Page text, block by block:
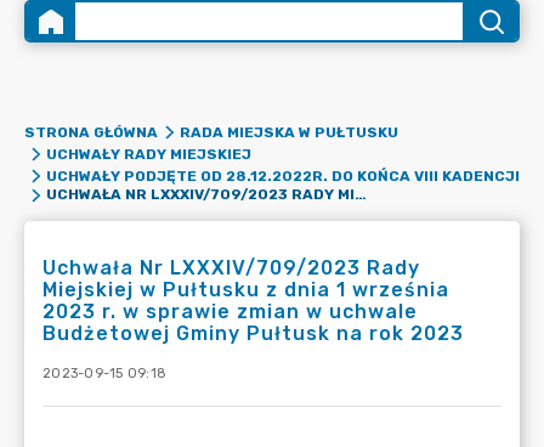
STRONA GŁÓWNA
RADA MIEJSKA W PUŁTUSKU
UCHWAŁY RADY MIEJSKIEJ
UCHWAŁY PODJĘTE OD 28.12.2022R. DO KOŃCA VIII KADENCJI
UCHWAŁA NR LXXXIV/709/2023 RADY MIEJSKIEJ W PUŁTUSKU Z DNIA 1 WRZEŚNIA 2023 R. W SPRAWIE ZMIAN W UCHWALE BUDŻETOWEJ GMINY PUŁTUSK NA ROK 2023
Uchwała Nr LXXXIV/709/2023 Rady
Miejskiej w Pułtusku z dnia 1 września
2023 r. w sprawie zmian w uchwale
Budżetowej Gminy Pułtusk na rok 2023
2023-09-15 09:18